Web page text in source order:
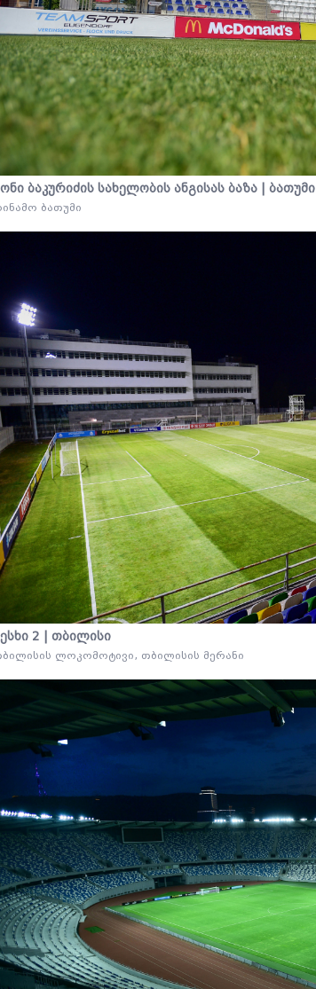
ბაკურიძის სახელობის ანგისას ბაზა | ბათუმი
ბათუმი
2 | თბილისი
ლოკომოტივი, თბილისის მერანი